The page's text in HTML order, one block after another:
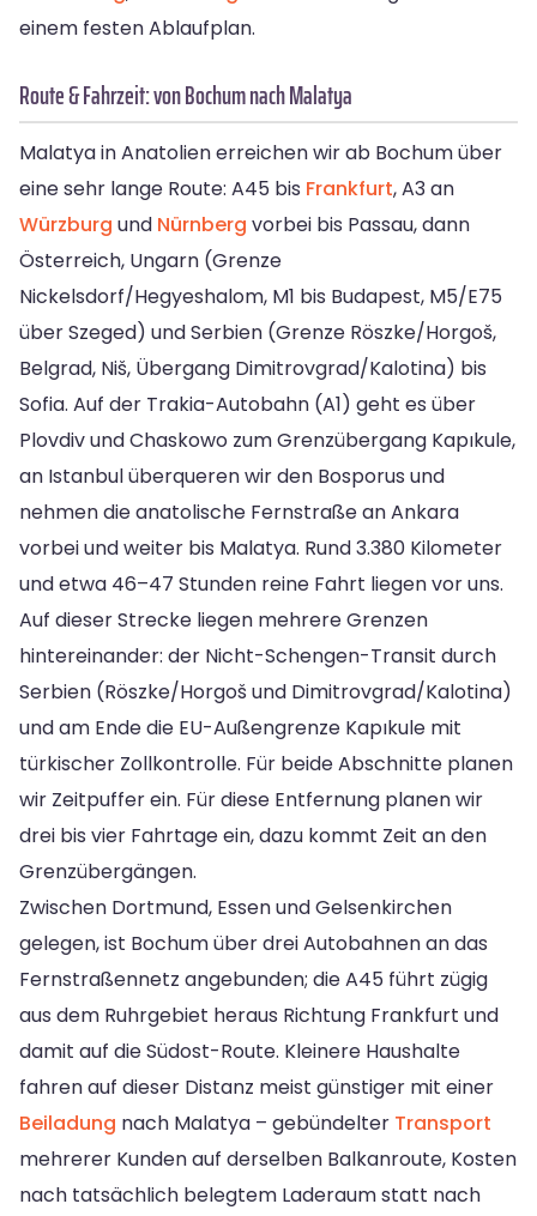
einem festen Ablaufplan.
Route & Fahrzeit: von Bochum nach Malatya
Malatya in Anatolien erreichen wir ab Bochum über
eine sehr lange Route: A45 bis Frankfurt, A3 an
Würzburg und Nürnberg vorbei bis Passau, dann
Österreich, Ungarn (Grenze
Nickelsdorf/Hegyeshalom, M1 bis Budapest, M5/E75
über Szeged) und Serbien (Grenze Röszke/Horgoš,
Belgrad, Niš, Übergang Dimitrovgrad/Kalotina) bis
Sofia. Auf der Trakia-Autobahn (A1) geht es über
Plovdiv und Chaskowo zum Grenzübergang Kapıkule,
an Istanbul überqueren wir den Bosporus und
nehmen die anatolische Fernstraße an Ankara
vorbei und weiter bis Malatya. Rund 3.380 Kilometer
und etwa 46–47 Stunden reine Fahrt liegen vor uns.
Auf dieser Strecke liegen mehrere Grenzen
hintereinander: der Nicht-Schengen-Transit durch
Serbien (Röszke/Horgoš und Dimitrovgrad/Kalotina)
und am Ende die EU-Außengrenze Kapıkule mit
türkischer Zollkontrolle. Für beide Abschnitte planen
wir Zeitpuffer ein. Für diese Entfernung planen wir
drei bis vier Fahrtage ein, dazu kommt Zeit an den
Grenzübergängen.
Zwischen Dortmund, Essen und Gelsenkirchen
gelegen, ist Bochum über drei Autobahnen an das
Fernstraßennetz angebunden; die A45 führt zügig
aus dem Ruhrgebiet heraus Richtung Frankfurt und
damit auf die Südost-Route. Kleinere Haushalte
fahren auf dieser Distanz meist günstiger mit einer
Beiladung nach Malatya – gebündelter Transport
mehrerer Kunden auf derselben Balkanroute, Kosten
nach tatsächlich belegtem Laderaum statt nach